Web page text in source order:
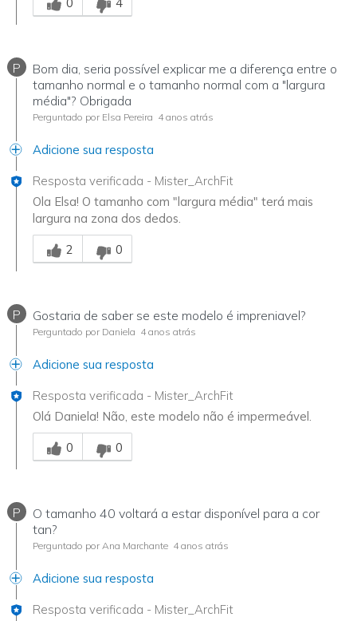
P
Bom dia, seria possível explicar me a diferença entre o
tamanho normal e o tamanho normal com a "largura
média"? Obrigada
Perguntado por Elsa Pereira 4 anos atrás
Adicione sua resposta
Resposta verificada - Mister_ArchFit
Ola Elsa! O tamanho com "largura média" terá mais
largura na zona dos dedos.
Essa resposta foi útil para você
2
0
P Gostaria de saber se este modelo é impreniavel?
Perguntado por Daniela 4 anos atrás
Adicione sua resposta
Resposta verificada - Mister_ArchFit
Olá Daniela! Não, este modelo não é impermeável.
Essa resposta foi útil para você
0
0
P
O tamanho 40 voltará a estar disponível para a cor
tan?
Perguntado por Ana Marchante 4 anos atrás
Adicione sua resposta
Resposta verificada - Mister_ArchFit